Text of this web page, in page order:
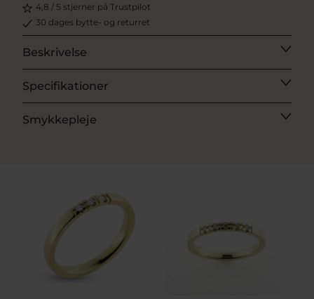
4,8 / 5 stjerner på Trustpilot
30 dages bytte- og returret
Beskrivelse
Specifikationer
Smykkepleje